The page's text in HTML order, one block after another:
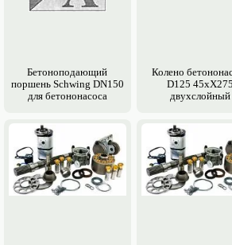
Бетоноподающий
поршень Schwing DN150
для бетононасоса
Колено
D125 45хХ275
двухслойный